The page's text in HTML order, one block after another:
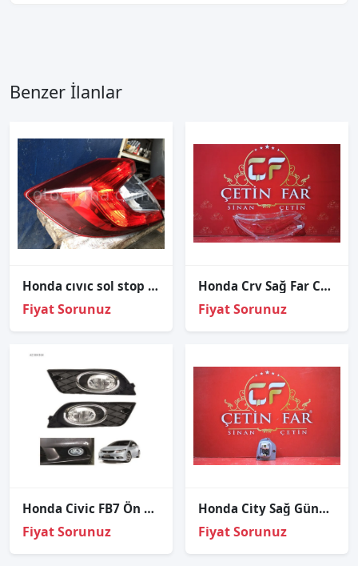
Benzer İlanlar
Honda cıvıc sol stop ORJİNAL
Fiyat Sorunuz
Honda Crv Sağ Far Cami
Fiyat Sorunuz
Honda Civic FB7 Ön Sağ-Sol Takım Sis Lambası Farı 2012-2015
Fiyat Sorunuz
Honda Ci̇ty Sağ Gündüz Led Beyni̇ 2022-2024
Fiyat Sorunuz